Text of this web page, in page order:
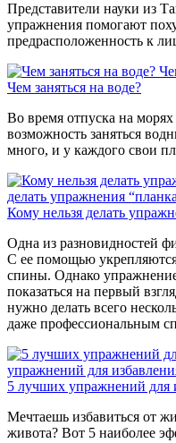
Представители науки из
упражнения помогают
предрасположенность к
Чем заняться на воде?
Во время отпуска на
возможность заняться
много, и у каждого свои
делать упражнения
Кому нельзя делать
Одна из разновидностей
С ее помощью
спины. Однако
показаться на первый
нужно делать всего
даже профессиональным
упражнений для
5 лучших упражнений для
Мечтаешь избавиться от
живота? Вот 5 наиболее